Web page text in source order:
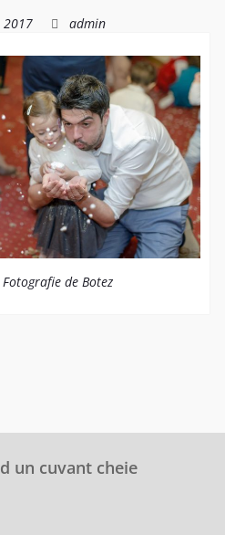
2017 admin
Fotografie de Botez
un cuvant cheie